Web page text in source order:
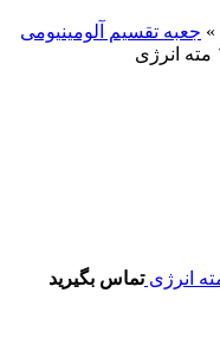
» جعبه تقسیم آلومینیومی
تماس بگیرید